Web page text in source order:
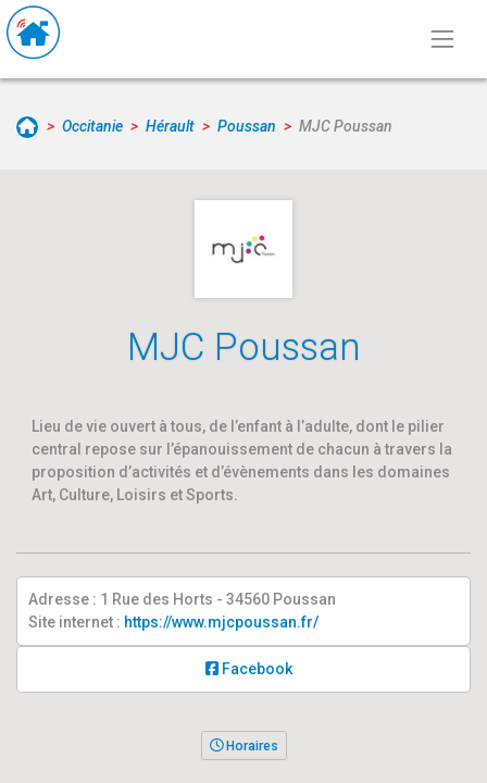
Occitanie Hérault Poussan MJC Poussan
MJC Poussan
Lieu de vie ouvert à tous, de l’enfant à l’adulte, dont le pilier
central repose sur l’épanouissement de chacun à travers la
proposition d’activités et d’évènements dans les domaines
Art, Culture, Loisirs et Sports.
Adresse : 1 Rue des Horts - 34560 Poussan
Site internet : https://www.mjcpoussan.fr/
Facebook
Horaires